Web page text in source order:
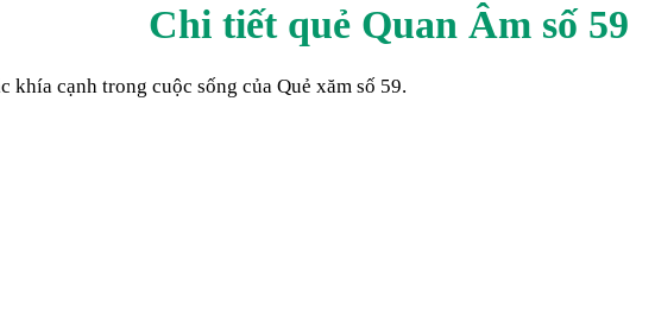
Chi tiết quẻ Quan Âm số 59
khía cạnh trong cuộc sống của Quẻ xăm số 59.